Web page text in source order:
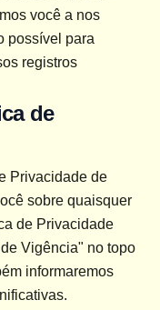
você a nos
possível para
registros
de
Privacidade de
sobre quaisquer
de Privacidade
Vigência" no topo
informaremos